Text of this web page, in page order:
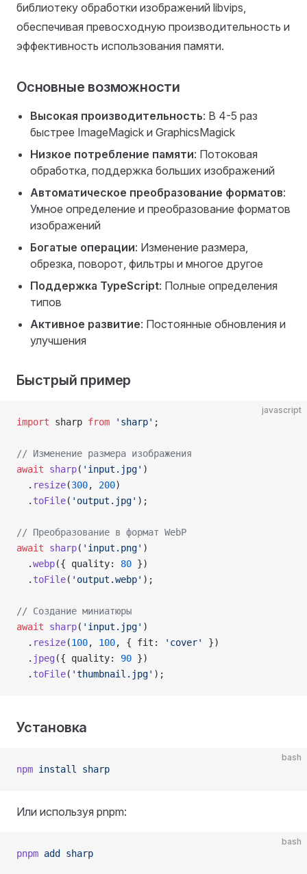
библиотеку обработки изображений libvips,
обеспечивая превосходную производительность и
эффективность использования памяти.
Основные возможности
Высокая производительность: В 4-5 раз
быстрее ImageMagick и GraphicsMagick
Низкое потребление памяти: Потоковая
обработка, поддержка больших изображений
Автоматическое преобразование форматов:
Умное определение и преобразование форматов
изображений
Богатые операции: Изменение размера,
обрезка, поворот, фильтры и многое другое
Поддержка TypeScript: Полные определения
типов
Активное развитие: Постоянные обновления и
улучшения
Быстрый пример
javascript
import sharp from 'sharp' ;
// Изменение размера изображения
await sharp( 'input.jpg' )
  .
resize(300, 200)
  .
toFile( 'output.jpg' );
// Преобразование в формат WebP
await sharp( 'input.png' )
  .
webp({ quality: 80 })
  .
toFile( 'output.webp' );
// Создание миниатюры
await sharp( 'input.jpg' )
  .
resize(100, 100, { fit: 'cover'
})
  .
jpeg ({ quality: 90 })
  .
toFile( 'thumbnail.jpg' );
Установка
bash
npm install sharp
Или используя pnpm:
bash
pnpm add sharp